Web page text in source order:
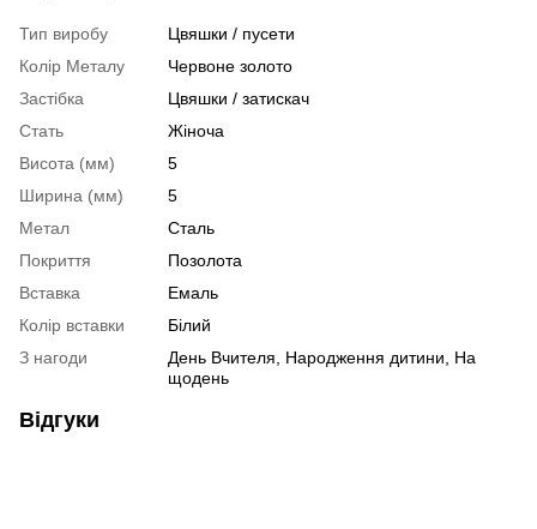
Тип виробу
Цвяшки / пусети
Колір Металу
Червоне золото
Застібка
Цвяшки / затискач
Стать
Жіноча
Висота (мм)
5
Ширина (мм)
5
Метал
Сталь
Покриття
Позолота
Вставка
Емаль
Колір вставки
Білий
З нагоди
День Вчителя, Народження дитини, На
щодень
Відгуки